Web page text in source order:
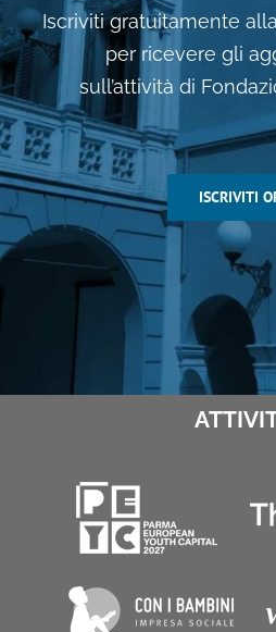
Iscriviti gratuitamente
per ricevere gli
sull’attività di
ISCRIVITI